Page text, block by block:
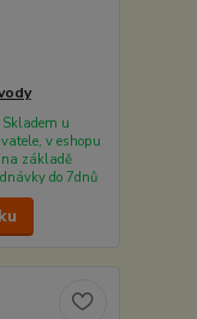
Skladem u
v eshopu
na základě
do 7dnů